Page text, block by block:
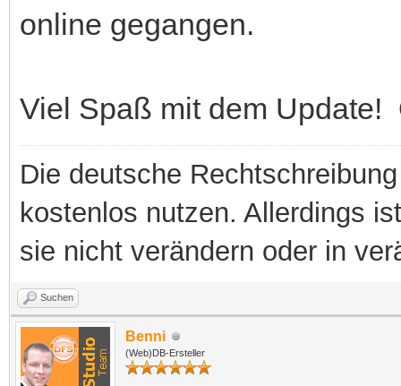
online gegangen.
Viel Spaß mit dem Update!
Die deutsche
kostenlos nutzen. Allerdings
sie nicht verändern oder in
Suchen
Benni
(Web)DB-Ersteller